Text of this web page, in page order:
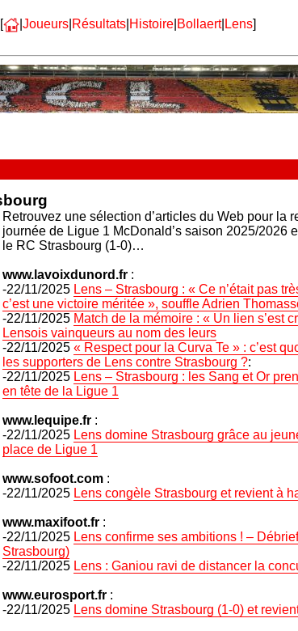
[ | Joueurs| Résultats| Histoire| Bollaert| Lens]
Retrouvez une sélection d’articles du Web pour la
journée de Ligue 1 McDonald’s saison 2025/2026
le RC Strasbourg (1-0)…
www.lavoixdunord.fr :
-22/11/2025 Lens – Strasbourg : « Ce n’était pas
c’est une victoire méritée », souffle Adrien
-22/11/2025 Match de la mémoire : « Un lien s’est
Lensois vainqueurs au nom des leurs
-22/11/2025 « Respect pour la Curva Te » : c’est
les supporters de Lens contre Strasbourg ?:
-22/11/2025 Lens – Strasbourg : les Sang et Or
en tête de la Ligue 1
www.lequipe.fr :
-22/11/2025 Lens domine Strasbourg grâce au
place de Ligue 1
www.sofoot.com :
-22/11/2025 Lens congèle Strasbourg et revient à
www.maxifoot.fr :
-22/11/2025 Lens confirme ses ambitions ! –
Strasbourg)
-22/11/2025 Lens : Ganiou ravi de distancer la
www.eurosport.fr :
-22/11/2025 Lens domine Strasbourg (1-0) et